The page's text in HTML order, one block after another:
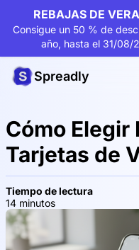
REBAJAS DE
Consigue un 50 % de
año, hasta el 31/08/
Spreadly
Cómo Elegir
Tarjetas de
Tiempo de lectura
14 minutos